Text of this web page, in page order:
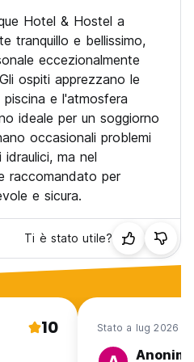
con i genitori/tutori in una
from original language)
Hotel & Hostel a
tranquillo e bellissimo,
eccezionalmente
ospiti apprezzano le
e l'atmosfera
ideale per un soggiorno
occasionali problemi
ma nel
raccomandato per
e sicura.
Ti è stato utile?
10 Stato a lug 2026